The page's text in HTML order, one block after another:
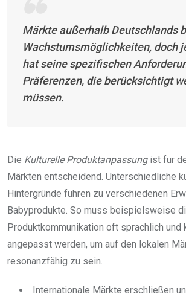
Märkte außerhalb Deutschlands
Wachstumsmöglichkeiten, doch
hat seine spezifischen
Präferenzen, die berücksichtigt
müssen.
Die Kulturelle Produktanpassungist für
Märkten entscheidend. Unterschiedliche
Hintergründe führen zu verschiedenen
Babyprodukte. So muss beispielsweise
Produktkommunikation oft sprachlich und
angepasst werden, um auf den lokalen
resonanzfähig zu sein.
Internationale Märkte erschließen